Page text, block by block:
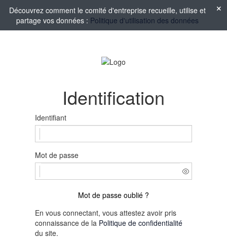
Découvrez comment le comité d'entreprise recueille, utilise et
partage vos données : Politique d'utilisation des données
Identification
Identifiant
Mot de passe
Mot de passe oublié ?
En vous connectant, vous attestez avoir pris
connaissance de la Politique de confidentialité
du site.